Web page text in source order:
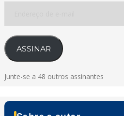
e-
mail
ASSINAR
Junte-se a 48 outros assinantes